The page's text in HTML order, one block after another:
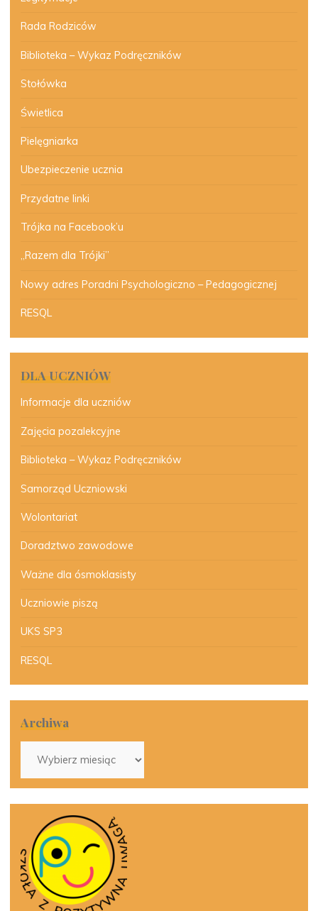
Rada Rodziców
Biblioteka – Wykaz Podręczników
Stołówka
Świetlica
Pielęgniarka
Ubezpieczenie ucznia
Przydatne linki
Trójka na Facebook’u
„Razem dla Trójki”
Nowy adres Poradni Psychologiczno – Pedagogicznej
RESQL
DLA UCZNIÓW
Informacje dla uczniów
Zajęcia pozalekcyjne
Biblioteka – Wykaz Podręczników
Samorząd Uczniowski
Wolontariat
Doradztwo zawodowe
Ważne dla ósmoklasisty
Uczniowie piszą
UKS SP3
RESQL
Archiwa